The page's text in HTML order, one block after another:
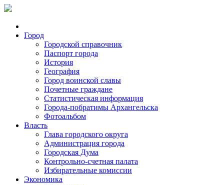
Город
Городской справочник
Паспорт города
История
География
Город воинской славы
Почетные граждане
Статистическая информация
Города-побратимы Архангельска
Фотоальбом
Власть
Глава городского округа
Администрация города
Городская Дума
Контрольно-счетная палата
Избирательные комиссии
Экономика